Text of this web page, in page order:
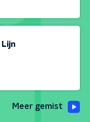
Lijn
Meer gemist